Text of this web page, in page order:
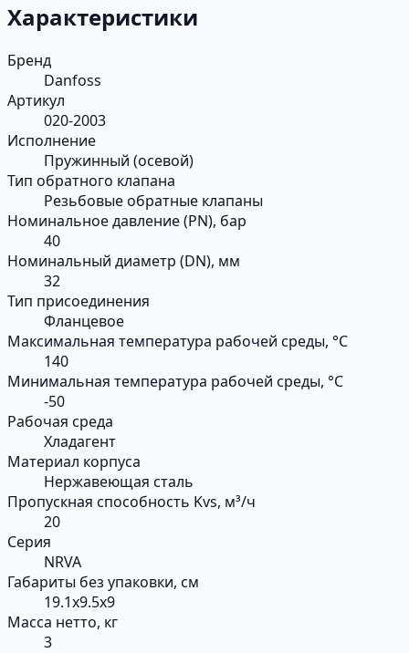
Характеристики
Бренд
Danfoss
Артикул
020-2003
Исполнение
Пружинный (осевой)
Тип обратного клапана
Резьбовые обратные клапаны
Номинальное давление (PN), бар
40
Номинальный диаметр (DN), мм
32
Тип присоединения
Фланцевое
Максимальная температура рабочей среды, °С
140
Минимальная температура рабочей среды, °С
-50
Рабочая среда
Хладагент
Материал корпуса
Нержавеющая сталь
Пропускная способность Kvs, м³/ч
20
Серия
NRVA
Габариты без упаковки, см
19.1x9.5x9
Масса нетто, кг
3